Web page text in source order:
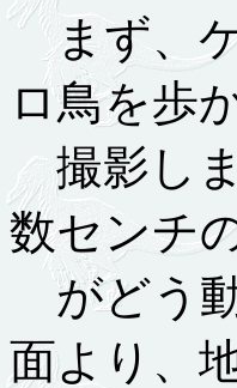
まず、ケ
ロ鳥を歩
撮影しま
数センチ
がどう
面より、